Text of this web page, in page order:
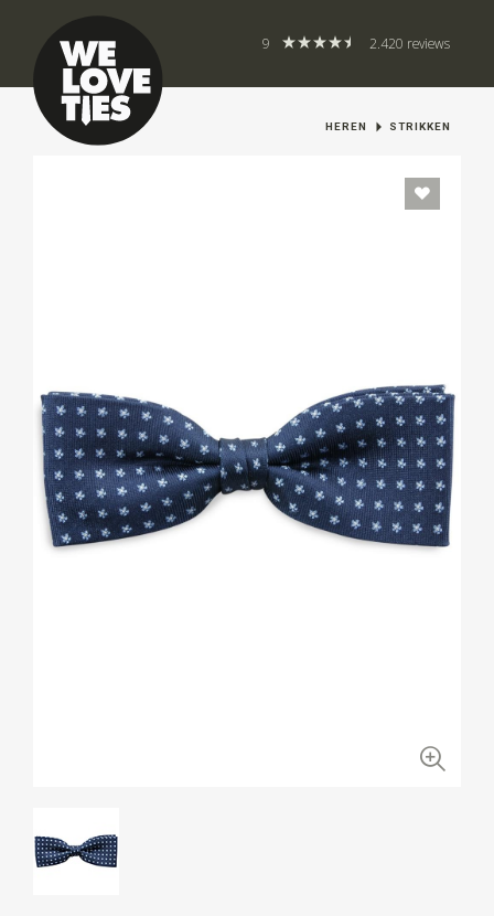
9 2.420 reviews
HEREN STRIKKEN